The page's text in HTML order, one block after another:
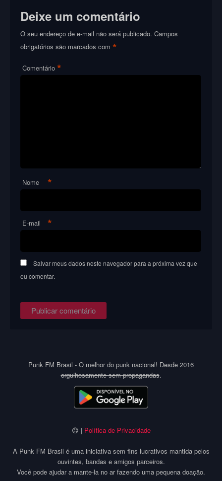
Deixe um comentário
O seu endereço de e-mail não será publicado. Campos
obrigatórios são marcados com*
Comentário *
Nome *
E-mail *
Salvar meus dados neste navegador para a próxima vez que
eu comentar.
Punk FM Brasil - O melhor do punk nacional! Desde 2016
orgulhosamente sem propagandas.
😞 | Política de Privacidade
A Punk FM Brasil é uma iniciativa sem fins lucrativos mantida pelos
ouvintes, bandas e amigos parceiros.
Você pode ajudar a mante-la no ar fazendo uma pequena doação.